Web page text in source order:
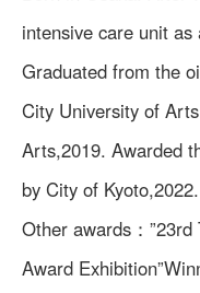
intensive care unit
Graduated from the
City University of
Arts,2019. Awarded
by City of
Other awards：
Award